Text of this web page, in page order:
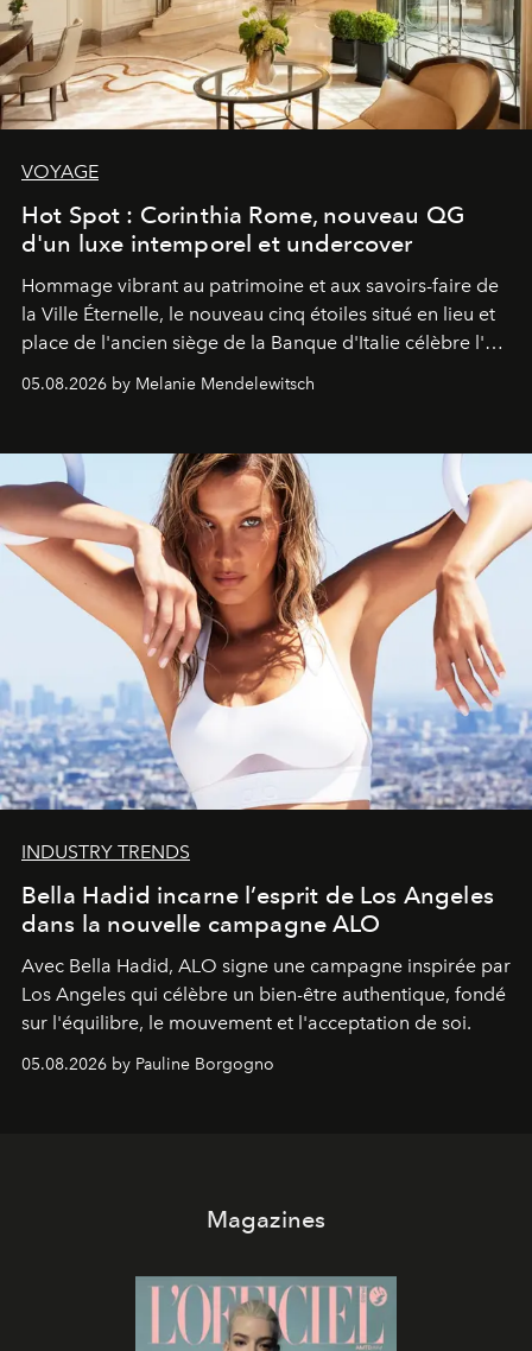
VOYAGE
Hot Spot : Corinthia Rome, nouveau QG
d'un luxe intemporel et undercover
Hommage vibrant au patrimoine et aux savoirs-faire de
la Ville Éternelle, le nouveau cinq étoiles situé en lieu et
place de l'ancien siège de la Banque d'Italie célèbre l'art
de vivre Romain dans toute son élégance intemporelle.
05.08.2026 by Melanie Mendelewitsch
INDUSTRY TRENDS
Bella Hadid incarne l’esprit de Los Angeles
dans la nouvelle campagne ALO
Avec Bella Hadid, ALO signe une campagne inspirée par
Los Angeles qui célèbre un bien-être authentique, fondé
sur l'équilibre, le mouvement et l'acceptation de soi.
05.08.2026 by Pauline Borgogno
Magazines